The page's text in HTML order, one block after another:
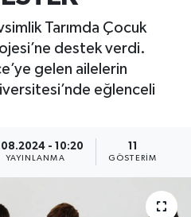
Tarımda Çocuk
destek verdi.
gelen ailelerin
eğlenceli
- 10:20
YAYINLANMA
11
GÖSTERIM